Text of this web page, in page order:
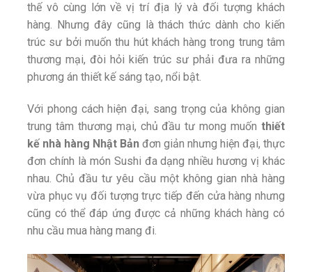
thế vô cùng lớn về vị trí địa lý và đối tượng khách
hàng. Nhưng đây cũng là thách thức dành cho kiến
trúc sư bởi muốn thu hút khách hàng trong trung tâm
thương mại, đòi hỏi kiến trúc sư phải đưa ra những
phương án thiết kế sáng tạo, nổi bật.
Với phong cách hiện đại, sang trọng của không gian
trung tâm thương mại, chủ đầu tư mong muốn thiết
kế nhà hàng Nhật Bản đơn giản nhưng hiện đại, thực
đơn chính là món Sushi đa dạng nhiều hương vị khác
nhau. Chủ đầu tư yêu cầu một không gian nhà hàng
vừa phục vụ đối tượng trực tiếp đến cửa hàng nhưng
cũng có thể đáp ứng được cả những khách hàng có
nhu cầu mua hàng mang đi.